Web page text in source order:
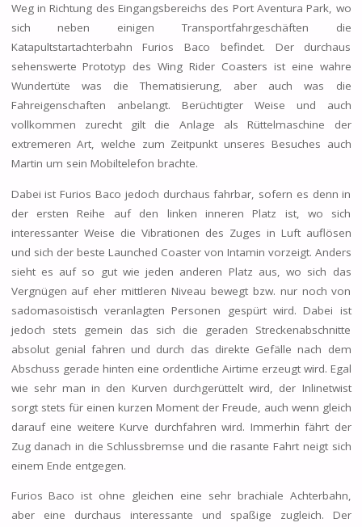
Weg in Richtung des Eingangsbereichs des Port Aventura Park, wo
sich neben einigen Transportfahrgeschäften die
Katapultstartachterbahn Furios Baco befindet. Der durchaus
sehenswerte Prototyp des Wing Rider Coasters ist eine wahre
Wundertüte was die Thematisierung, aber auch was die
Fahreigenschaften anbelangt. Berüchtigter Weise und auch
vollkommen zurecht gilt die Anlage als Rüttelmaschine der
extremeren Art, welche zum Zeitpunkt unseres Besuches auch
Martin um sein Mobiltelefon brachte.
Dabei ist Furios Baco jedoch durchaus fahrbar, sofern es denn in
der ersten Reihe auf den linken inneren Platz ist, wo sich
interessanter Weise die Vibrationen des Zuges in Luft auflösen
und sich der beste Launched Coaster von Intamin vorzeigt. Anders
sieht es auf so gut wie jeden anderen Platz aus, wo sich das
Vergnügen auf eher mittleren Niveau bewegt bzw. nur noch von
sadomasoistisch veranlagten Personen gespürt wird. Dabei ist
jedoch stets gemein das sich die geraden Streckenabschnitte
absolut genial fahren und durch das direkte Gefälle nach dem
Abschuss gerade hinten eine ordentliche Airtime erzeugt wird. Egal
wie sehr man in den Kurven durchgerüttelt wird, der Inlinetwist
sorgt stets für einen kurzen Moment der Freude, auch wenn gleich
darauf eine weitere Kurve durchfahren wird. Immerhin fährt der
Zug danach in die Schlussbremse und die rasante Fahrt neigt sich
einem Ende entgegen.
Furios Baco ist ohne gleichen eine sehr brachiale Achterbahn,
aber eine durchaus interessante und spaßige zugleich. Der